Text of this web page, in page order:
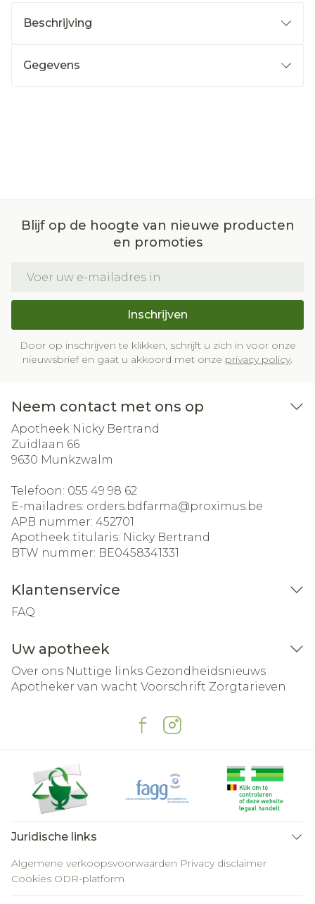
Beschrijving
Gegevens
Blijf op de hoogte van nieuwe producten
en promoties
Inschrijven
Door op inschrijven te klikken, schrijft u zich in voor onze
nieuwsbrief en gaat u akkoord met onze privacy policy.
Neem contact met ons op
Apotheek Nicky Bertrand
Zuidlaan 66
9630 Munkzwalm
Telefoon: 055 49 98 62
E-mailadres: orders.bdfarma@proximus.be
APB nummer: 452701
Apotheek titularis: Nicky Bertrand
BTW nummer: BE0458341331
Klantenservice
FAQ
Uw apotheek
Over ons Nuttige links Gezondheidsnieuws
Apotheker van wacht Voorschrift Zorgtarieven
Juridische links
Algemene verkoopsvoorwaarden Privacy disclaimer
Cookies ODR-platform